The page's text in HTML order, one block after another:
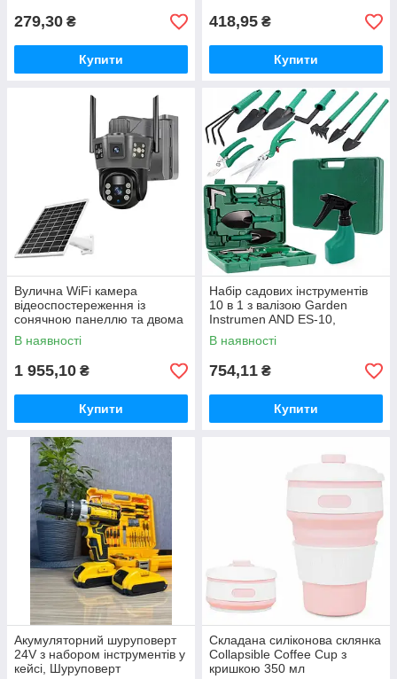
279,30 ₴
Купити
418,95 ₴
Купити
Вулична WiFi камера
відеоспостереження із
сонячною панеллю та двома
об'єктивами TP18 Камера
відеоспостереження 6Мп
В наявності
1 955,10 ₴
Купити
Набір садових інструментів
10 в 1 з валізою Garden
Instrumen AND ES-10,
інвентар для городу та саду
В наявності
754,11 ₴
Купити
Акумуляторний шуруповерт
24V з набором інструментів у
кейсі, Шуруповерт
Складана силіконова склянка
Collapsible Coffee Cup з
кришкою 350 мл